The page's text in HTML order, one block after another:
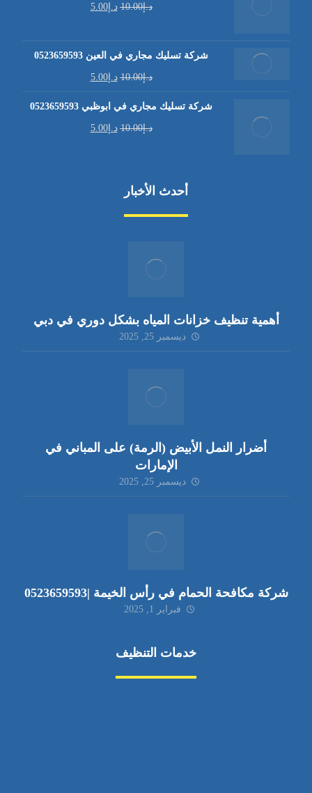
د.إ10.00 د.إ5.00
شركة تسليك مجاري في العين 0523659593
د.إ10.00 د.إ5.00
شركة تسليك مجاري في ابوظبي 0523659593
د.إ10.00 د.إ5.00
أحدث الأخبار
أهمية تنظيف خزانات المياه بشكل دوري في دبي
ديسمبر 25, 2025
أضرار النمل الأبيض (الرمة) على المباني في
الإمارات
ديسمبر 25, 2025
شركة مكافحة الحمام في رأس الخيمة |0523659593
فبراير 1, 2025
خدمات التنظيف